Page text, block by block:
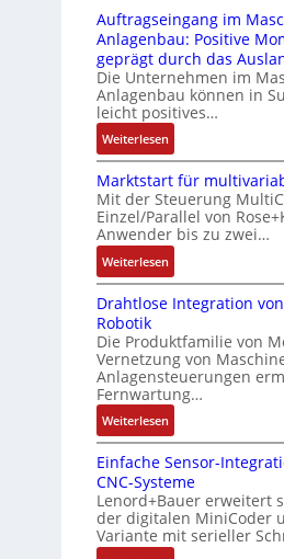
s
c
h
f
l
e
x
i
b
e
l
f
ü
r
i
e
A
n
w
e
n
d
u
n
g
i
n
e
n
4
G
u
n
d
5
G
a
u
f
e
n
R
a
s
p
b
e
r
r
y
Z
e
r
t
i
i
e
r
n
g
e
s
t
ä
t
i
g
t
R
e
i
u
c
k
a
u
s
g
l
e
i
c
h
s
e
m
e
n
t
e
m
i
t
S
p
Auftragseingang im
Anlagenbau: Positive
geprägt durch das
Die Unternehmen im
Anlagenbau können in
leicht positives…
Weiterlesen:
A
u
f
t
r
a
g
s
i
n
g
a
n
i
m
M
a
Marktstart für
Mit der Steuerung
Einzel/Parallel von
Anwender bis zu zwei…
Weiterlesen:
M
a
k
t
s
t
a
r
t
f
ü
r
m
Drahtlose Integration
Robotik
Die Produktfamilie von
Vernetzung von
Anlagensteuerungen
Fernwartung…
Weiterlesen:
D
r
a
h
t
l
Einfache Sensor-
CNC-Systeme
Lenord+Bauer erweitert
der digitalen MiniCoder
Variante mit serieller